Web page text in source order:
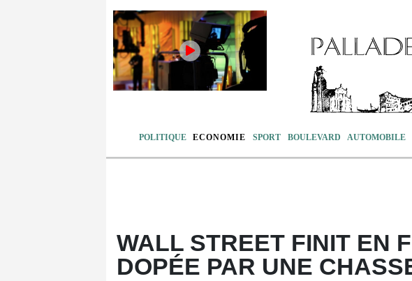
POLITIQUE ECONOMIE SPORT BOULEVARD AUTOMOBILE
WALL STREET FINIT EN
DOPÉE PAR UNE